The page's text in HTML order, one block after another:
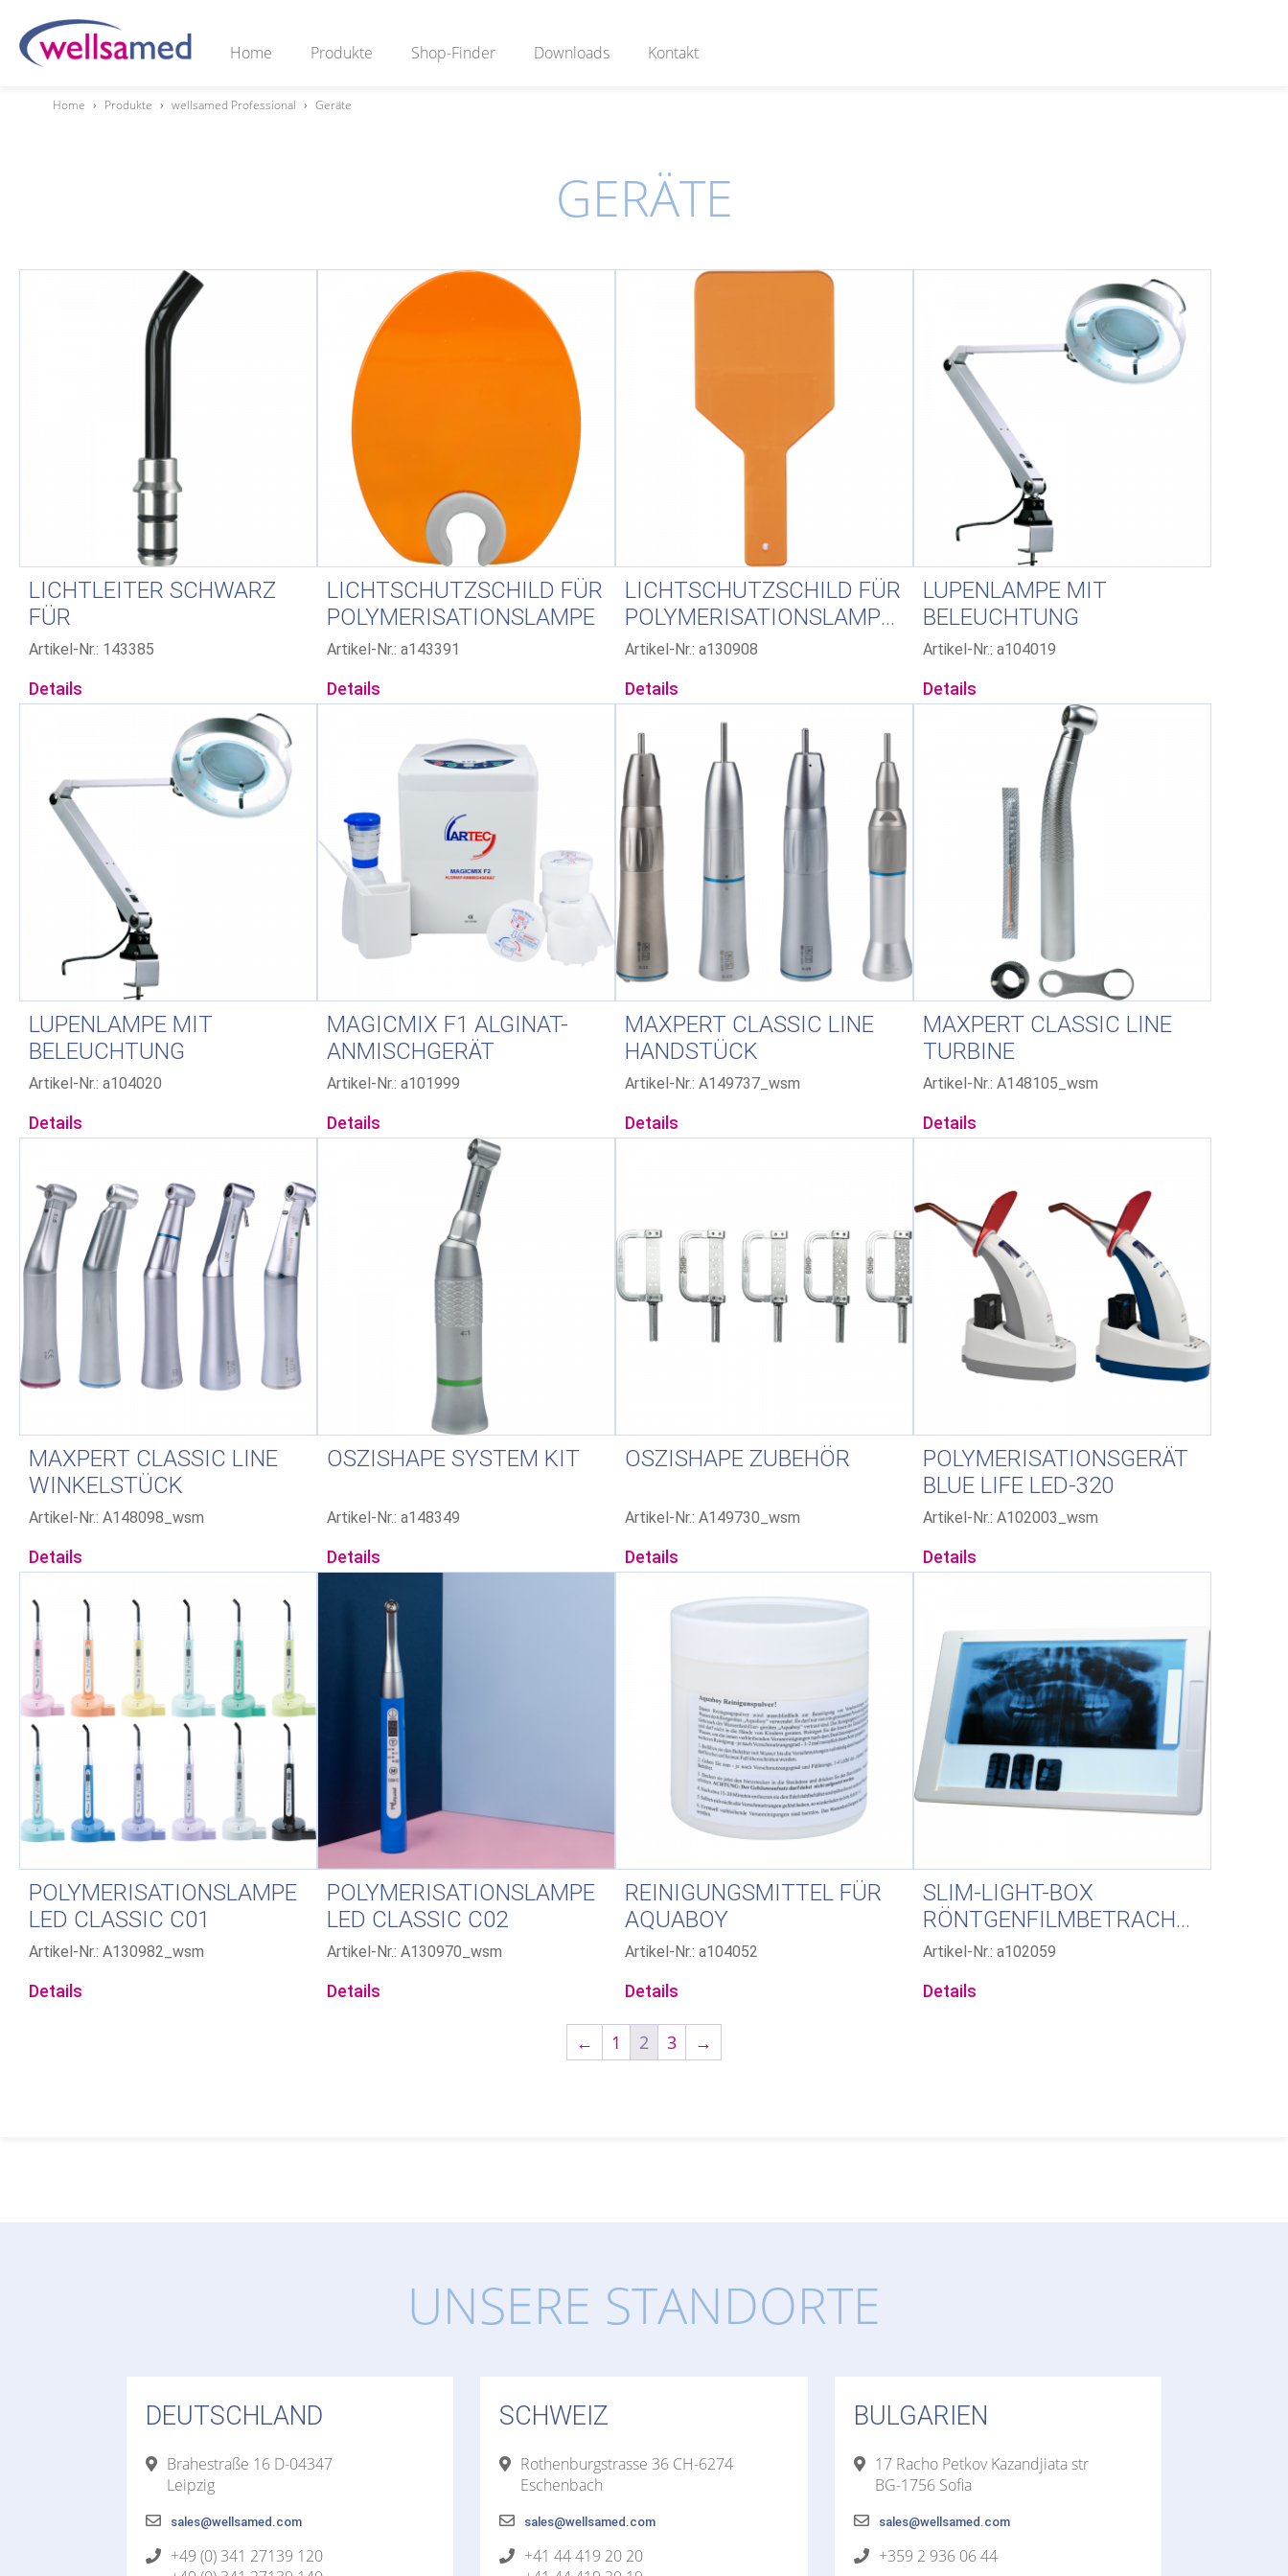
Home Produkte Shop-Finder Downloads Kontakt
Home › Produkte › wellsamed Professional › Geräte
GERÄTE
LICHTLEITER SCHWARZ
FÜR
POLYMERISATIONSLAMPE
Artikel-Nr.: 143385
Details
LICHTSCHUTZSCHILD FÜR
POLYMERISATIONSLAMPE
LED C01
Artikel-Nr.: a143391
Details
LICHTSCHUTZSCHILD FÜR
POLYMERISATIONSLAMPEN
Artikel-Nr.: a130908
Details
LUPENLAMPE MIT
BELEUCHTUNG
Artikel-Nr.: a104019
Details
LUPENLAMPE MIT
BELEUCHTUNG
Artikel-Nr.: a104020
Details
MAGICMIX F1 ALGINAT-
ANMISCHGERÄT
Artikel-Nr.: a101999
Details
MAXPERT CLASSIC LINE
HANDSTÜCK
Artikel-Nr.: A149737_wsm
Details
MAXPERT CLASSIC LINE
TURBINE
Artikel-Nr.: A148105_wsm
Details
MAXPERT CLASSIC LINE
WINKELSTÜCK
Artikel-Nr.: A148098_wsm
Details
OSZISHAPE SYSTEM KIT
Artikel-Nr.: a148349
Details
OSZISHAPE ZUBEHÖR
Artikel-Nr.: A149730_wsm
Details
POLYMERISATIONSGERÄT
BLUE LIFE LED-320
Artikel-Nr.: A102003_wsm
Details
POLYMERISATIONSLAMPE
LED CLASSIC C01
Artikel-Nr.: A130982_wsm
Details
POLYMERISATIONSLAMPE
LED CLASSIC C02
Artikel-Nr.: A130970_wsm
Details
REINIGUNGSMITTEL FÜR
AQUABOY
Artikel-Nr.: a104052
Details
SLIM-LIGHT-BOX
RÖNTGENFILMBETRACHTER
Artikel-Nr.: a102059
Details
← 1 2 3 →
UNSERE STANDORTE
DEUTSCHLAND
Brahestraße 16 D-04347
Leipzig
sales@wellsamed.com
+49 (0) 341 27139 120
SCHWEIZ
Rothenburgstrasse 36 CH-6274
Eschenbach
sales@wellsamed.com
+41 44 419 20 20
BULGARIEN
17 Racho Petkov Kazandjiata str
BG-1756 Sofia
sales@wellsamed.com
+359 2 936 06 44